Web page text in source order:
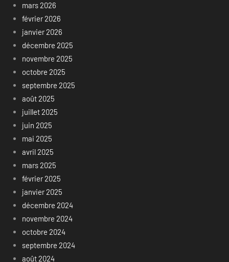
mars 2026
février 2026
janvier 2026
décembre 2025
novembre 2025
octobre 2025
septembre 2025
août 2025
juillet 2025
juin 2025
mai 2025
avril 2025
mars 2025
février 2025
janvier 2025
décembre 2024
novembre 2024
octobre 2024
septembre 2024
août 2024